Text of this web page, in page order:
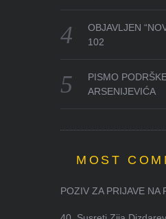
OBJAVLJEN
102
PISMO
ARSENIJEVIĆA
MOST
POZIV ZA PRIJAVE NA